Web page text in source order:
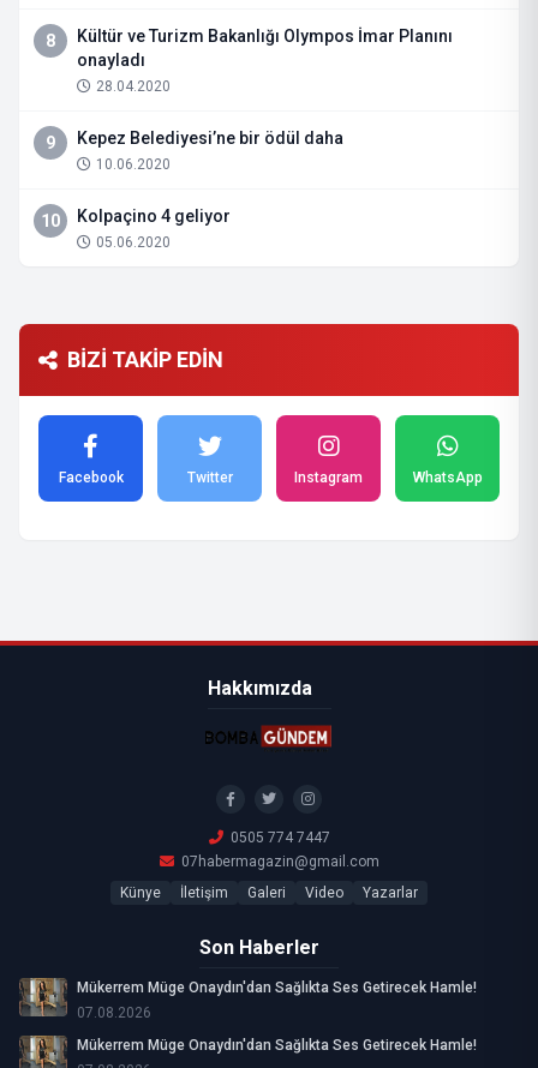
8
Kültür ve Turizm Bakanlığı Olympos İmar Planını
onayladı
28.04.2020
9 Kepez Belediyesi’ne bir ödül daha
10.06.2020
10 Kolpaçino 4 geliyor
05.06.2020
BİZİ TAKİP EDİN
Facebook Twitter Instagram WhatsApp
Hakkımızda
0505 774 7447
07habermagazin@gmail.com
Künye
İletişim Galeri Video Yazarlar
Son Haberler
Mükerrem Müge Onaydın'dan Sağlıkta Ses Getirecek Hamle!
07.08.2026
Mükerrem Müge Onaydın'dan Sağlıkta Ses Getirecek Hamle!